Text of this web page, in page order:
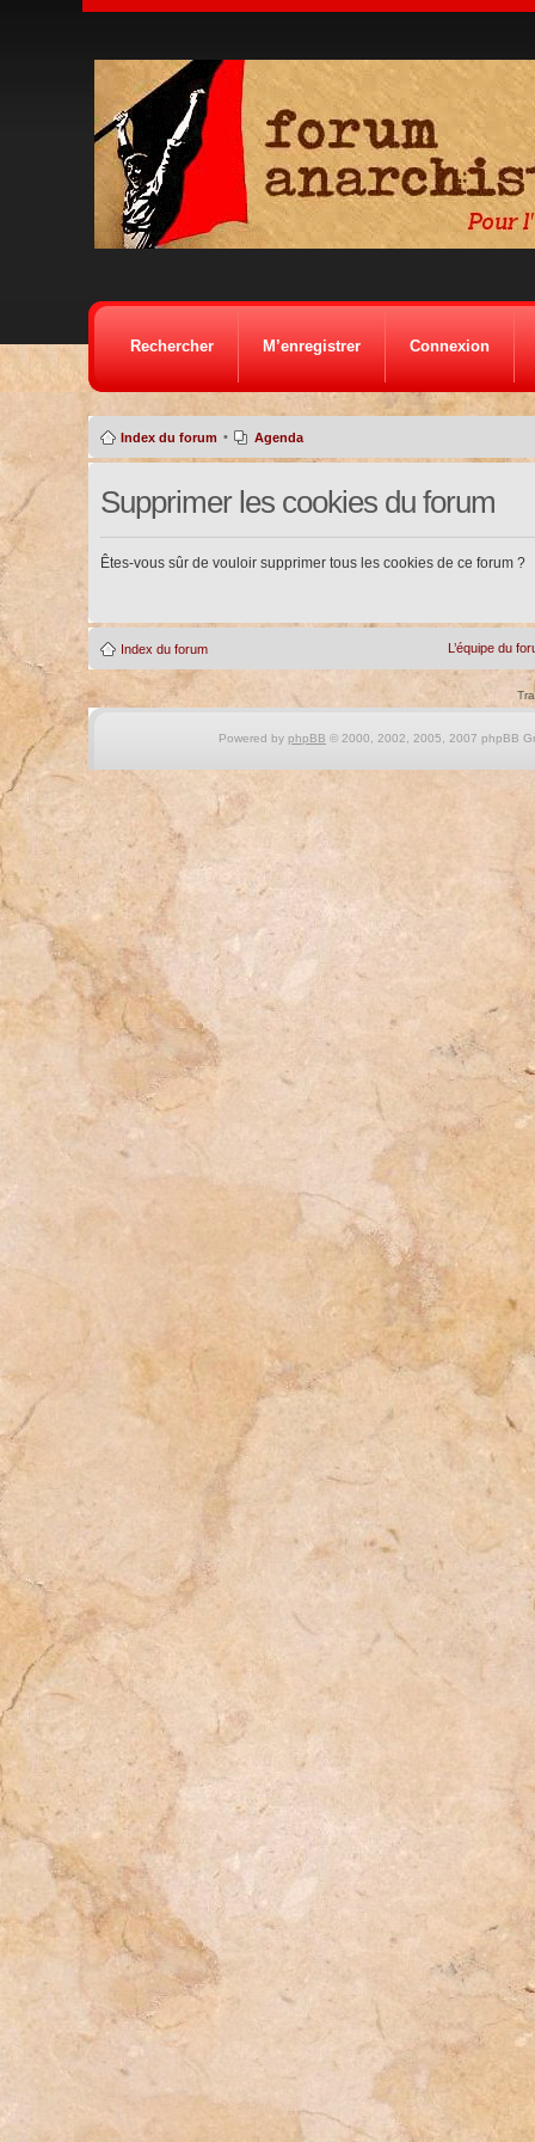
Rechercher M’enregistrer Connexion
Index du forum • Agenda
Supprimer les cookies du forum
Êtes-vous sûr de vouloir supprimer tous les cookies de ce forum ?
Index du forum L’équipe du
Powered by phpBB © 2000, 2002, 2005, 2007 phpBB